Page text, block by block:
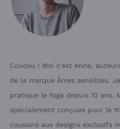
Coucou ! Moi c’est Anne,
de la marque Âmes sensibles.
pratique le Yoga depuis 10 ans.
spécialement conçues pour le
coussins aux designs exclusifs